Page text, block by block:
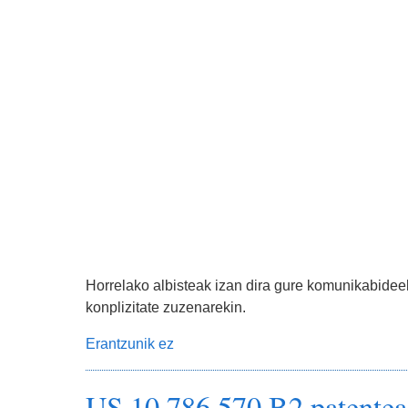
Horrelako albisteak izan dira gure
konplizitate zuzenarekin.
Erantzunik ez